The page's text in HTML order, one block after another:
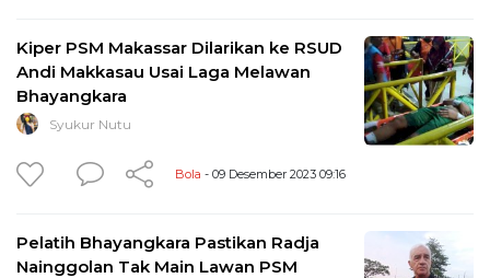
Kiper PSM Makassar Dilarikan ke RSUD
Andi Makkasau Usai Laga Melawan
Bhayangkara
Syukur Nutu
Bola - 09 Desember 2023 09:16
Pelatih Bhayangkara Pastikan Radja
Nainggolan Tak Main Lawan PSM